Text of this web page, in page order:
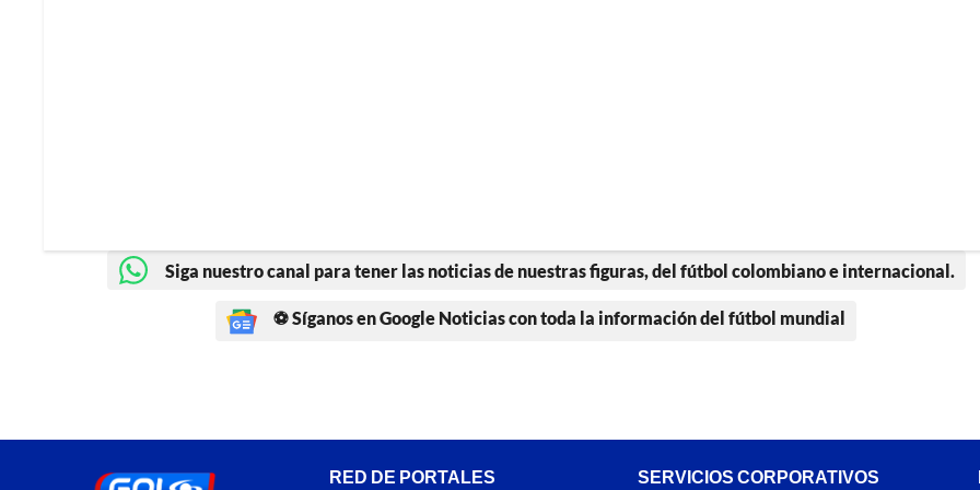
Siga nuestro canal para tener las noticias de nuestras figuras, del fútbol colombiano e internacional.
⚽ Síganos en Google Noticias con toda la información del fútbol mundial
RED DE PORTALES SERVICIOS CORPORATIVOS